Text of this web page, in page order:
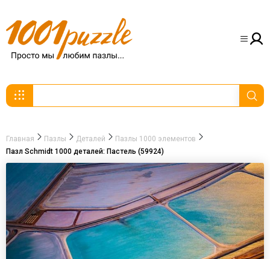
Главная Пазлы Деталей
Пазлы 1000 элементов
Пазл Schmidt 1000 деталей: Пастель (59924)